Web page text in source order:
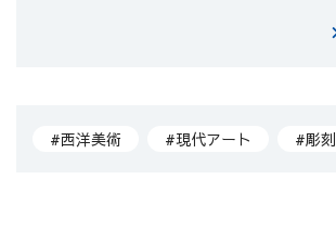
#西洋美術 #現代アート #彫刻